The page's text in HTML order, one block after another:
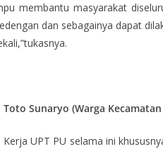
membantu masyarakat
dan sebagainya dapat
Toto Sunaryo (Warga
Kerja UPT PU selama ini